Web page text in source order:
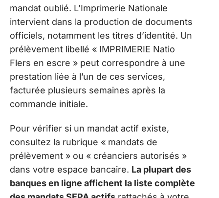
mandat oublié. L’Imprimerie Nationale
intervient dans la production de documents
officiels, notamment les titres d’identité. Un
prélèvement libellé « IMPRIMERIE Natio
Flers en escre » peut correspondre à une
prestation liée à l’un de ces services,
facturée plusieurs semaines après la
commande initiale.
Pour vérifier si un mandat actif existe,
consultez la rubrique « mandats de
prélèvement » ou « créanciers autorisés »
dans votre espace bancaire. La plupart des
banques en ligne affichent la liste complète